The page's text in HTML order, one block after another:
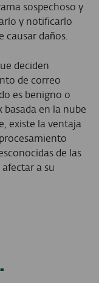
sospechoso y
y notificarlo
daños.
deciden
de correo
es benigno o
en la nube
existe la ventaja
de las
a su